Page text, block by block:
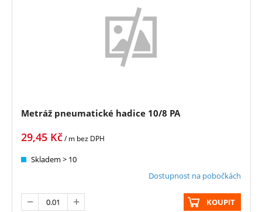
Metráž pneumatické hadice 10/8 PA
29,45 Kč/ m bez DPH
Skladem > 10
Dostupnost na pobočkách
KOUPIT